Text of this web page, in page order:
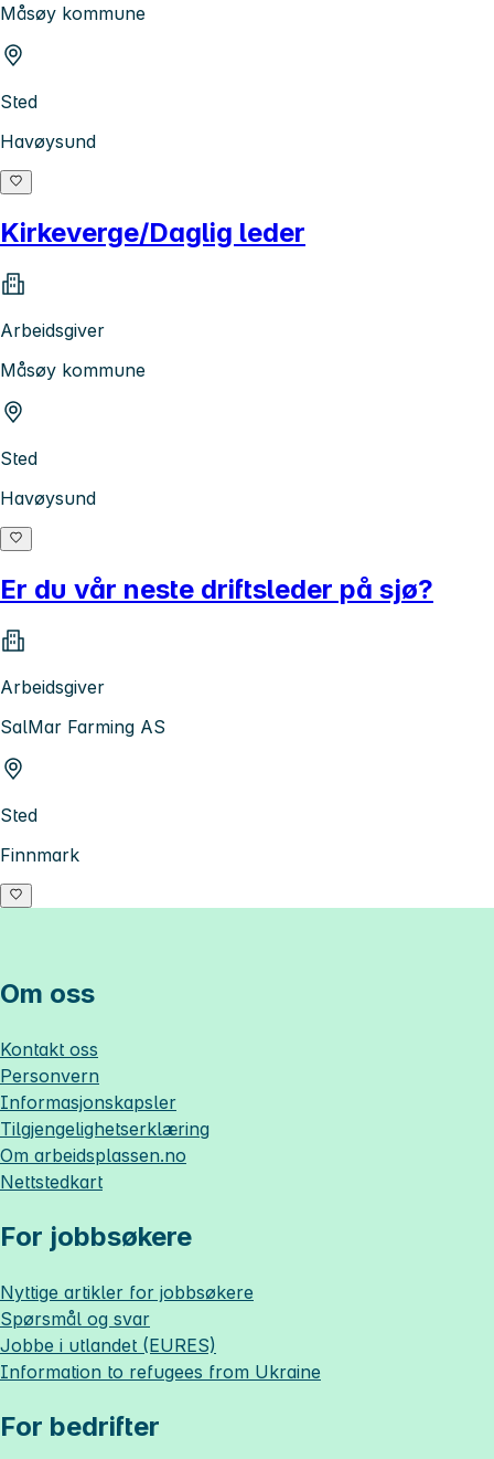
Måsøy kommune
Sted
Havøysund
Kirkeverge/Daglig leder
Arbeidsgiver
Måsøy kommune
Sted
Havøysund
Er du vår neste driftsleder på sjø?
Arbeidsgiver
SalMar Farming AS
Sted
Finnmark
Om oss
Kontakt oss
Personvern
Informasjonskapsler
Tilgjengelighetserklæring
Om arbeidsplassen.no
Nettstedkart
For jobbsøkere
Nyttige artikler for jobbsøkere
Spørsmål og svar
Jobbe i utlandet (EURES)
Information to refugees from Ukraine
For bedrifter